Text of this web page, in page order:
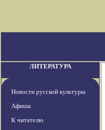
ЛИТЕРАТУРА
Новости русской культуры
Афиша
К читателю